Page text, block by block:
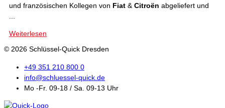
und französischen Kollegen von Fiat & Citroën abgeliefert und
Weiterlesen
© 2026 Schlüssel-Quick Dresden
+49 351 210 800 0
info@schluessel-quick.de
Mo -Fr. 09-18 / Sa. 09-13 Uhr